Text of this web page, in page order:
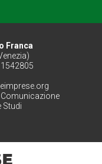
Franca
Studi